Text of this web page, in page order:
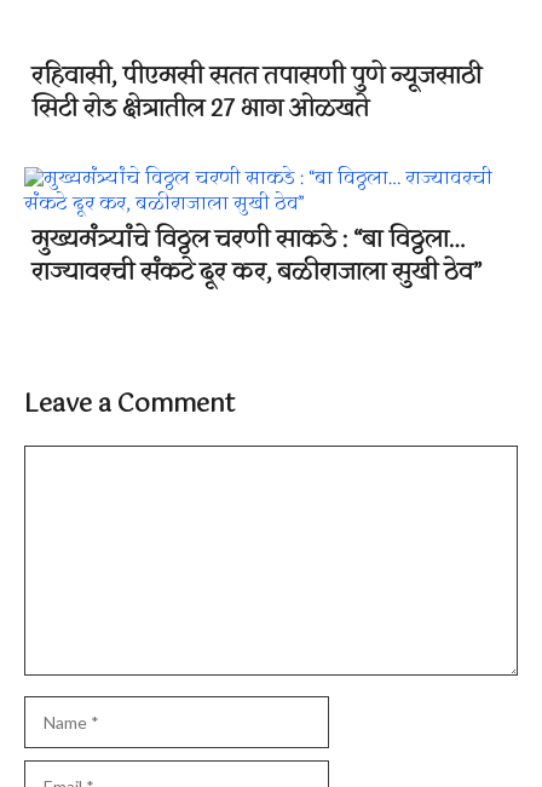
रहिवासी, पीएमसी सतत तपासणी पुणे न्यूजसाठी
सिटी रोड क्षेत्रातील 27 भाग ओळखते
मुख्यमंत्र्यांचे विठ्ठल चरणी साकडे : “बा विठ्ठला…
राज्यावरची संकटे दूर कर, बळीराजाला सुखी ठेव”
Leave a Comment
Comment
Name
Email